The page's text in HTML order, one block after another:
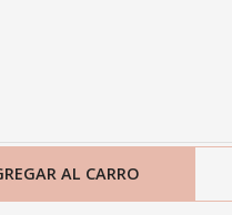
Stone
AL CARRO